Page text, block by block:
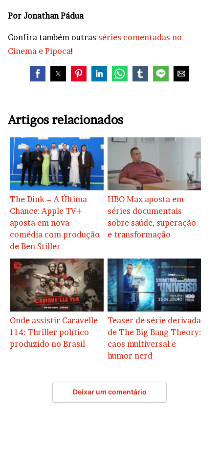
Por Jonathan Pádua
Confira também outras séries comentadas no
Cinema e Pipoca!
Artigos relacionados
The Dink – A Última
Chance: Apple TV+
aposta em nova
comédia com produção
de Ben Stiller
HBO Max aposta em
séries documentais
sobre saúde, superação
e transformação
Onde assistir Caravelle
114: Thriller político
produzido no Brasil
Teaser de série derivada
de The Big Bang Theory:
caos multiversal e
humor nerd
Deixar um comentário